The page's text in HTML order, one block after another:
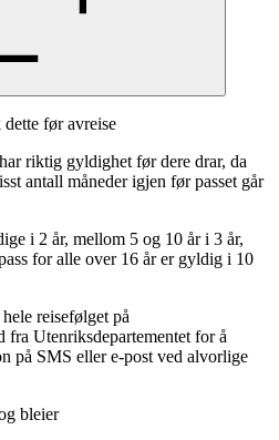
før avreise
riktig gyldighet før dere drar, da
antall måneder igjen før passet går
i 2 år, mellom 5 og 10 år i 3 år,
for alle over 16 år er gyldig i 10
reisefølget på
fra Utenriksdepartementet for å
på SMS eller e-post ved alvorlige
bleier